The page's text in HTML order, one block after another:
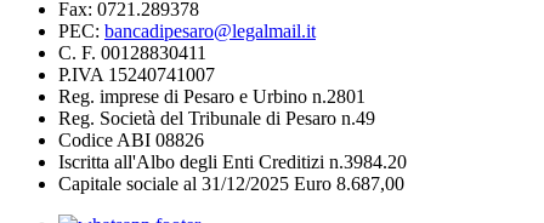
Fax: 0721.289378
PEC: bancadipesaro@legalmail.it
C. F. 00128830411
P.IVA 15240741007
Reg. imprese di Pesaro e Urbino n.2801
Reg. Società del Tribunale di Pesaro n.49
Codice ABI 08826
Iscritta all'Albo degli Enti Creditizi n.3984.20
Capitale sociale al 31/12/2025 Euro 8.687,00